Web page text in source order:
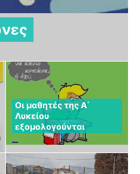
Οι μαθητές της Α΄
Λυκείου
εξομολογούνται